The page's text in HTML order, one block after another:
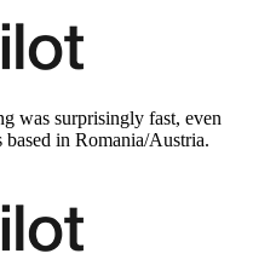
was surprisingly fast, even
based in Romania/Austria.